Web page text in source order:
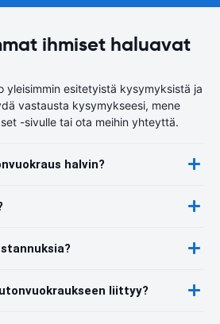
ihmiset haluavat
yleisimmin esitetyistä kysymyksistä ja
vastausta kysymykseesi, mene
-sivulle tai ota meihin yhteyttä.
halvin?
liittyy?